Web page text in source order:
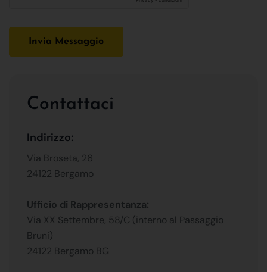
Invia Messaggio
Contattaci
Indirizzo:
Via Broseta, 26
24122 Bergamo
Ufficio di Rappresentanza:
Via XX Settembre, 58/C (interno al Passaggio
Bruni)
24122 Bergamo BG